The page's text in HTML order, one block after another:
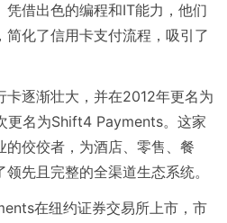
借出色的编程和IT能力，他们
化了信用卡支付流程，吸引了
卡逐渐壮大，并在2012年更名为
名为Shift4 Payments。这家
佼佼者，为酒店、零售、餐
先且完整的全渠道生态系统。
在纽约证券交易所上市，市